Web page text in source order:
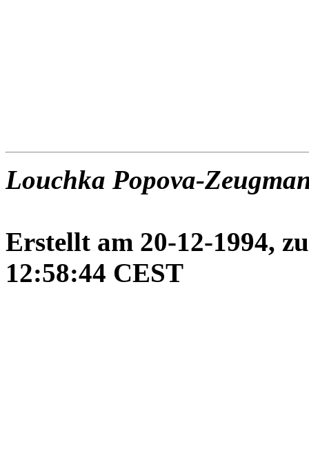
Louchka Popova-
Erstellt am 20-12-1994,
12:58:44 CEST